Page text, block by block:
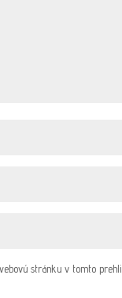
stránku v tomto